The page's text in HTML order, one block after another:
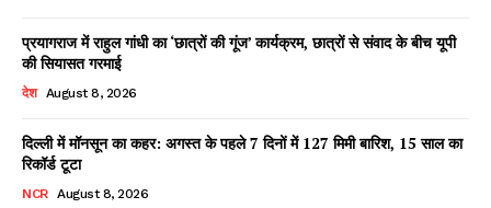
Facebook
X WhatsApp
Read Latest News on AIN
प्रयागराज में राहुल गांधी का ‘छात्रों की गूंज’ कार्यक्रम, छात्रों से संवाद के बीच यूपी
की सियासत गरमाई
देश August 8, 2026
दिल्ली में मॉनसून का कहर: अगस्त के पहले 7 दिनों में 127 मिमी बारिश, 15 साल का
रिकॉर्ड टूटा
NCR August 8, 2026